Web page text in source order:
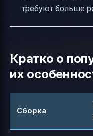
требуют больше
Кратко о
их
Сборка